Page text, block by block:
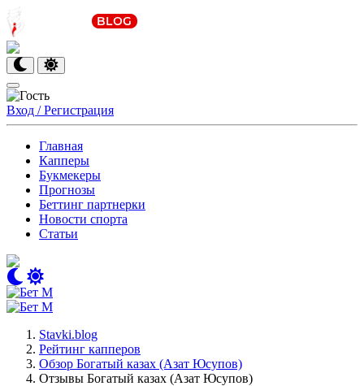
Вход / Регистрация
Главная
Капперы
Букмекеры
Прогнозы
Беттинг партнерки
Новости спорта
Статьи
Stavki.blog
Рейтинг капперов
Обзор Богатый казах (Азат Юсупов)
Отзывы Богатый казах (Азат Юсупов)